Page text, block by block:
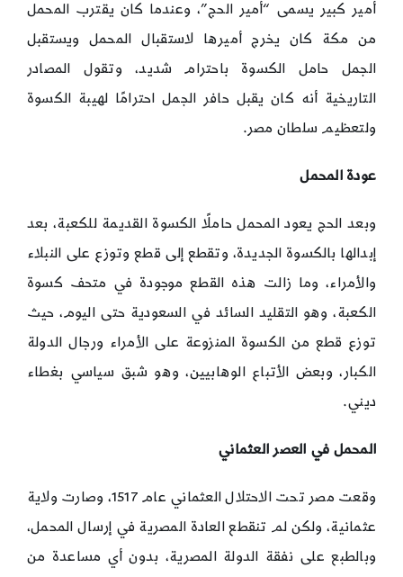
أمير كبير يسمى “أمير الحج”، وعندما كان يقترب المحمل
من مكة كان يخرج أميرها لاستقبال المحمل ويستقبل
الجمل حامل الكسوة باحترام شديد، وتقول المصادر
التاريخية أنه كان يقبل حافر الجمل احترامًا لهيبة الكسوة
ولتعظيم سلطان مصر.
عودة المحمل
وبعد الحج يعود المحمل حاملًا الكسوة القديمة للكعبة، بعد
إبدالها بالكسوة الجديدة، وتقطع إلى قطع وتوزع على النبلاء
والأمراء، وما زالت هذه القطع موجودة في متحف كسوة
الكعبة، وهو التقليد السائد في السعودية حتى اليوم، حيث
توزع قطع من الكسوة المنزوعة على الأمراء ورجال الدولة
الكبار، وبعض الأتباع الوهابيين، وهو شبق سياسي بغطاء
ديني.
المحمل في العصر العثماني
وقعت مصر تحت الاحتلال العثماني عام 1517، وصارت ولاية
عثمانية، ولكن لم تنقطع العادة المصرية في إرسال المحمل،
وبالطبع على نفقة الدولة المصرية، بدون أي مساعدة من